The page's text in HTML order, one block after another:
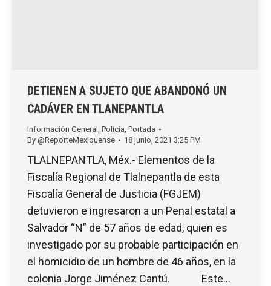
DETIENEN A SUJETO QUE ABANDONÓ UN
CADÁVER EN TLANEPANTLA
Información General , Policía, Portada
By @ReporteMexiquense 18 junio, 2021 3:25 PM
TLALNEPANTLA, Méx.- Elementos de la
Fiscalía Regional de Tlalnepantla de esta
Fiscalía General de Justicia (FGJEM)
detuvieron e ingresaron a un Penal estatal a
Salvador “N” de 57 años de edad, quien es
investigado por su probable participación en
el homicidio de un hombre de 46 años, en la
colonia Jorge Jiménez Cantú. Este…